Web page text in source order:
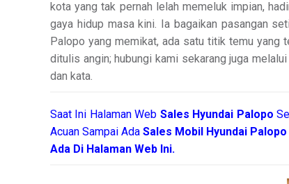
kota yang tak pernah lelah memeluk impian,
gaya hidup masa kini. Ia bagaikan pasangan
Palopo yang memikat, ada satu titik temu yang
ditulis angin; hubungi kami sekarang juga
dan kata.
Saat Ini Halaman Web Sales Hyundai Palopo
Acuan Sampai Ada Sales Mobil Hyundai Palopo
Ada Di Halaman Web Ini.